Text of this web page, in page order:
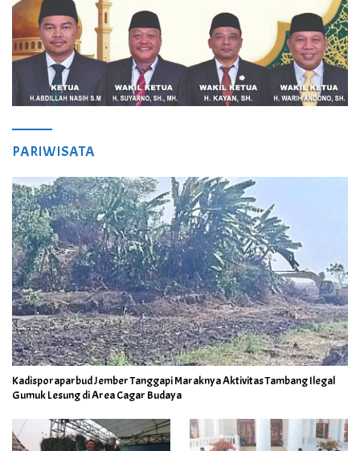
PARIWISATA
Kadisporaparbud Jember Tanggapi Maraknya Aktivitas Tambang Ilegal
Gumuk Lesung di Area Cagar Budaya